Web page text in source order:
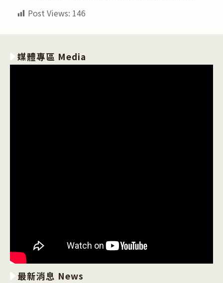
Post Views: 146
媒體專區 Media
最新消息 News